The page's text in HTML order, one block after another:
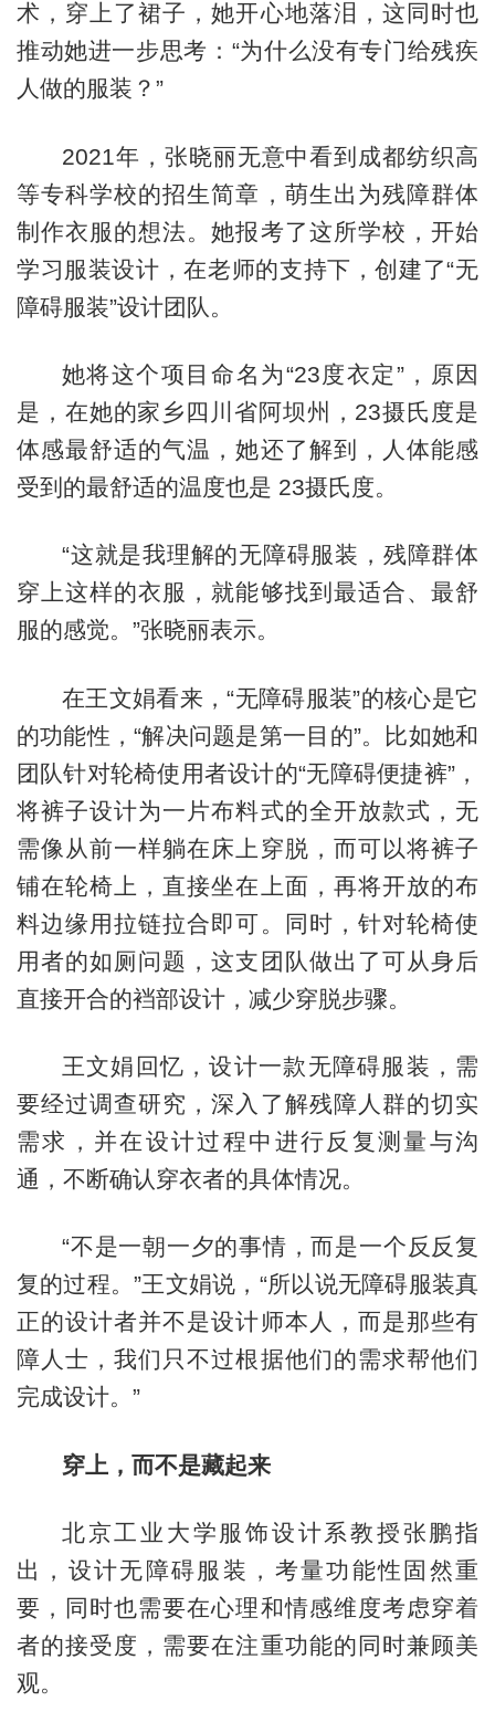
术，穿上了裙子，她开心地落泪，这同时也
推动她进一步思考：“为什么没有专门给残疾
人做的服装？”
2021年，张晓丽无意中看到成都纺织高
等专科学校的招生简章，萌生出为残障群体
制作衣服的想法。她报考了这所学校，开始
学习服装设计，在老师的支持下，创建了“无
障碍服装”设计团队。
她将这个项目命名为“23度衣定”，原因
是，在她的家乡四川省阿坝州，23摄氏度是
体感最舒适的气温，她还了解到，人体能感
受到的最舒适的温度也是 23摄氏度。
“这就是我理解的无障碍服装，残障群体
穿上这样的衣服，就能够找到最适合、最舒
服的感觉。”张晓丽表示。
在王文娟看来，“无障碍服装”的核心是它
的功能性，“解决问题是第一目的”。比如她和
团队针对轮椅使用者设计的“无障碍便捷裤”，
将裤子设计为一片布料式的全开放款式，无
需像从前一样躺在床上穿脱，而可以将裤子
铺在轮椅上，直接坐在上面，再将开放的布
料边缘用拉链拉合即可。同时，针对轮椅使
用者的如厕问题，这支团队做出了可从身后
直接开合的裆部设计，减少穿脱步骤。
王文娟回忆，设计一款无障碍服装，需
要经过调查研究，深入了解残障人群的切实
需求，并在设计过程中进行反复测量与沟
通，不断确认穿衣者的具体情况。
“不是一朝一夕的事情，而是一个反反复
复的过程。”王文娟说，“所以说无障碍服装真
正的设计者并不是设计师本人，而是那些有
障人士，我们只不过根据他们的需求帮他们
完成设计。”
穿上，而不是藏起来
北京工业大学服饰设计系教授张鹏指
出，设计无障碍服装，考量功能性固然重
要，同时也需要在心理和情感维度考虑穿着
者的接受度，需要在注重功能的同时兼顾美
观。